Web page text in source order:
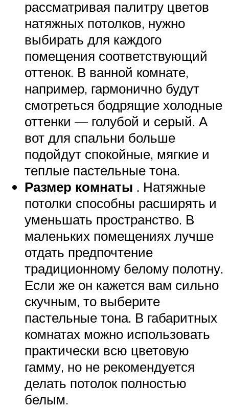
рассматривая палитру цветов
натяжных потолков, нужно
выбирать для каждого
помещения соответствующий
оттенок. В ванной комнате,
например, гармонично будут
смотреться бодрящие холодные
оттенки — голубой и серый. А
вот для спальни больше
подойдут спокойные, мягкие и
теплые пастельные тона.
Размер комнаты . Натяжные
потолки способны расширять и
уменьшать пространство. В
маленьких помещениях лучше
отдать предпочтение
традиционному белому полотну.
Если же он кажется вам сильно
скучным, то выберите
пастельные тона. В габаритных
комнатах можно использовать
практически всю цветовую
гамму, но не рекомендуется
делать потолок полностью
белым.